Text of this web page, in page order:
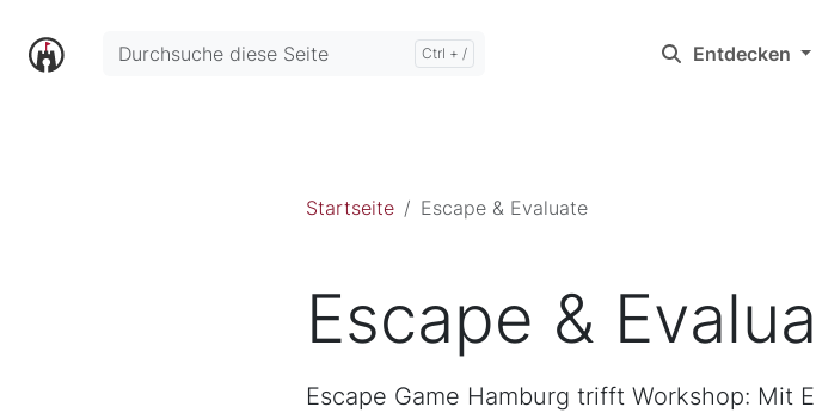
Entdecken
Startseite Escape & Evaluate
Escape &
Escape Game Hamburg trifft Workshop: Mit